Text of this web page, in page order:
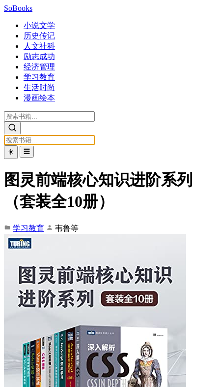
SoBooks
小说文学
历史传记
人文社科
励志成功
经济管理
学习教育
生活时尚
漫画绘本
☀️ ☰
图灵前端核心知识进阶系列
（套装全10册）
学习教育 韦鲁等